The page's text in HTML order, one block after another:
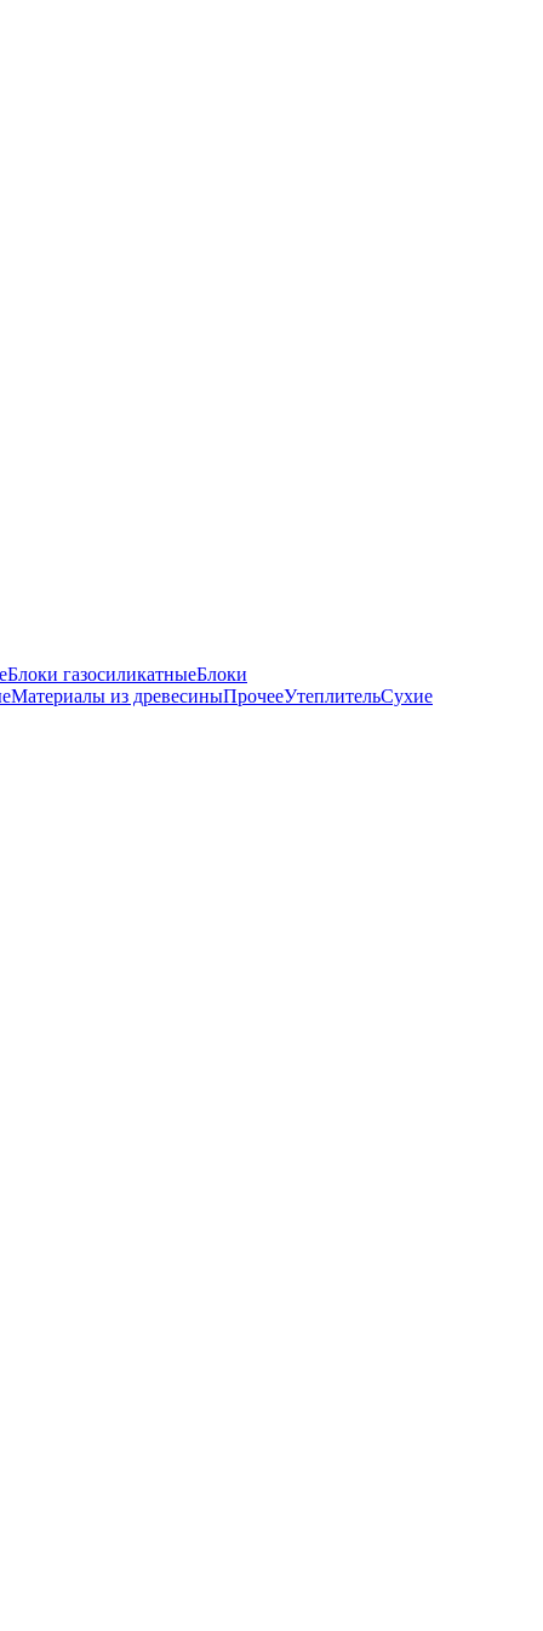
Блоки газосиликатныеБлоки
Материалы из древесиныПрочееУтеплительСухие